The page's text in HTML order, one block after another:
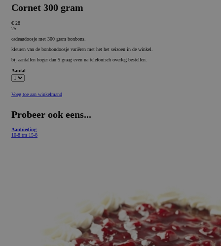
Cornet 300 gram
€ 28
25
cadeaudoosje met 300 gram bonbons.
kleuren van de bonbondoosje variëren met het het seizoen in de winkel.
bij aantallen hoger dan 5 graag even na telefonisch overleg bestellen.
Aantal
Voeg toe aan winkelmand
Probeer ook eens...
Aanbieding
10-8 tm 15-8